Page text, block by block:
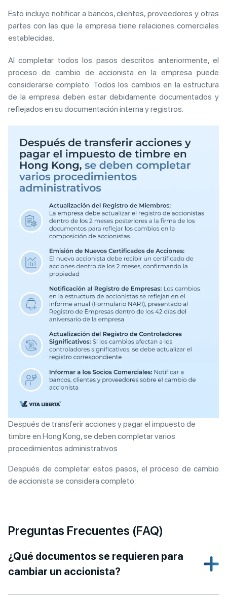
Esto incluye notificar a bancos, clientes, proveedores y otras
partes con las que la empresa tiene relaciones comerciales
establecidas.
Al completar todos los pasos descritos anteriormente, el
proceso de cambio de accionista en la empresa puede
considerarse completo. Todos los cambios en la estructura
de la empresa deben estar debidamente documentados y
reflejados en su documentación interna y registros.
Después de transferir acciones y pagar el impuesto de
timbre en Hong Kong, se deben completar varios
procedimientos administrativos
Después de completar estos pasos, el proceso de cambio
de accionista se considera completo.
Preguntas Frecuentes (FAQ)
¿Qué documentos se requieren para
cambiar un accionista?